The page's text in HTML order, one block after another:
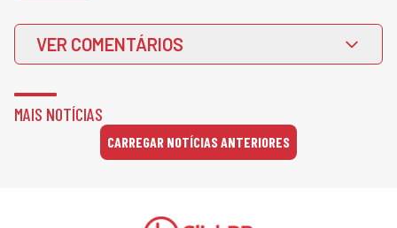
VER COMENTÁRIOS
MAIS NOTÍCIAS
CARREGAR NOTÍCIAS ANTERIORES